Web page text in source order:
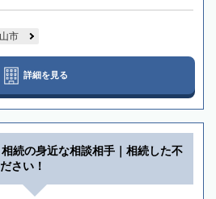
市
詳細を見る
相続の身近な相談相手｜相続した不
さい！